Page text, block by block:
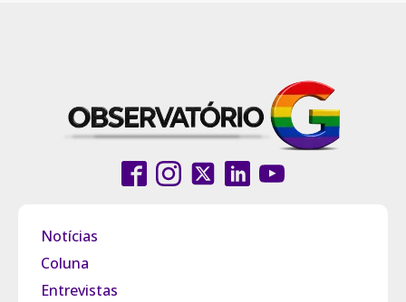
Notícias
Coluna
Entrevistas